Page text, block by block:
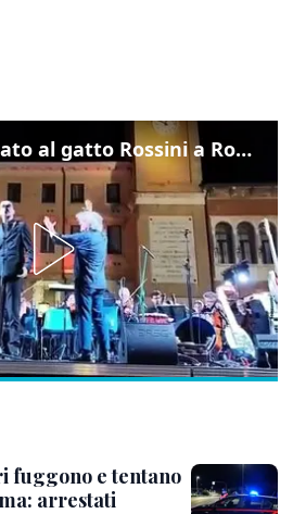
Il concerto dedicato al gatto Rossini a Rovigo: ecco un estratto
fuggono e tentano
arrestati